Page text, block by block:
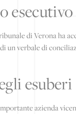
esecutivo
di Verona ha
un verbale di
esuberi
azienda